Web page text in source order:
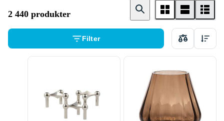
2 440 produkter
Filter